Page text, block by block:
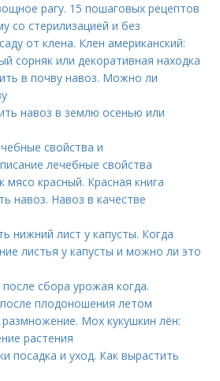
рагу. 15 пошаговых рецептов
со стерилизацией и без
от клена. Клен американский:
сорняк или декоративная находка
в почву навоз. Можно ли
навоз в землю осенью или
свойства и
лечебные свойства
мясо красный. Красная книга
навоз. Навоз в качестве
нижний лист у капусты. Когда
листья у капусты и можно ли это
сбора урожая когда.
плодоношения летом
Мох кукушкин лён:
растения
посадка и уход. Как вырастить